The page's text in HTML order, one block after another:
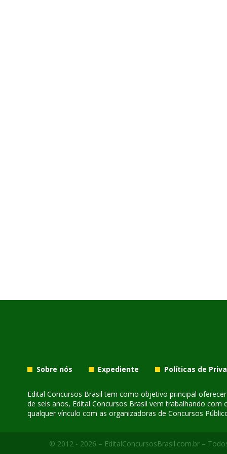
Sobre nós Expediente Políticas de
Edital Concursos Brasil tem como objetivo principal
de seis anos, Edital Concursos Brasil vem trabalhando
qualquer vínculo com as organizadoras de Concursos
© 2012 - 2026 – EditalConcursosBrasil.com.br –